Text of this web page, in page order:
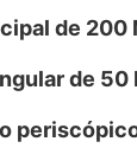
de 200
de 50